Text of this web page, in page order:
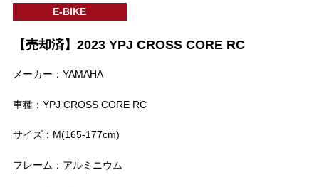
E-BIKE
【売却済】2023 YPJ CROSS CORE RC
メーカー：YAMAHA
車種：YPJ CROSS CORE RC
サイズ：M(165-177cm)
フレーム：アルミニウム